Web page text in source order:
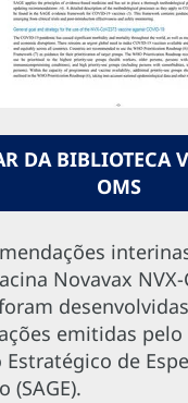
DA BIBLIOTECA
OMS
Novavax
emitidas pelo
Estratégico de
(SAGE).